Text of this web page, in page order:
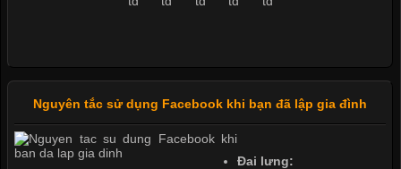
Nguyên tắc sử dụng Facebook khi bạn đã lập gia đình
Đai lưng: